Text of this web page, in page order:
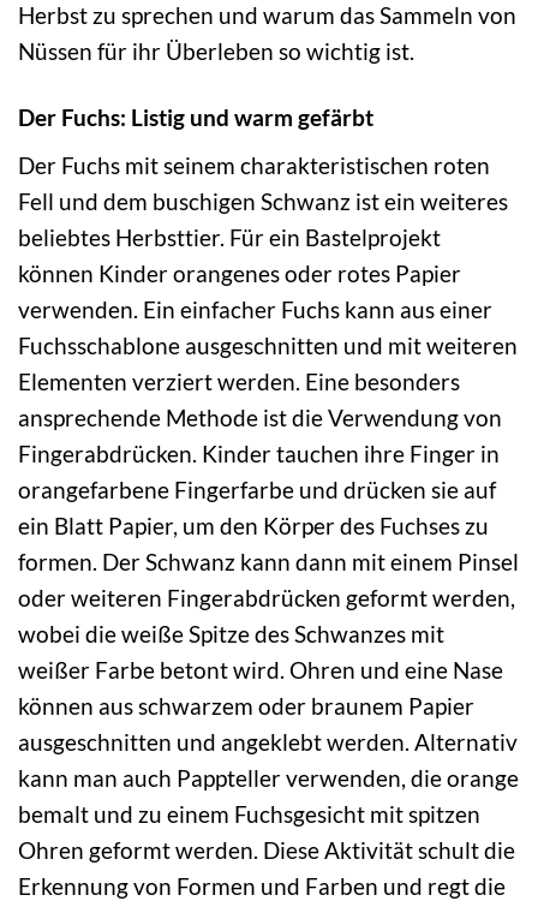
Herbst zu sprechen und warum das Sammeln von
Nüssen für ihr Überleben so wichtig ist.
Der Fuchs: Listig und warm gefärbt
Der Fuchs mit seinem charakteristischen roten
Fell und dem buschigen Schwanz ist ein weiteres
beliebtes Herbsttier. Für ein Bastelprojekt
können Kinder orangenes oder rotes Papier
verwenden. Ein einfacher Fuchs kann aus einer
Fuchsschablone ausgeschnitten und mit weiteren
Elementen verziert werden. Eine besonders
ansprechende Methode ist die Verwendung von
Fingerabdrücken. Kinder tauchen ihre Finger in
orangefarbene Fingerfarbe und drücken sie auf
ein Blatt Papier, um den Körper des Fuchses zu
formen. Der Schwanz kann dann mit einem Pinsel
oder weiteren Fingerabdrücken geformt werden,
wobei die weiße Spitze des Schwanzes mit
weißer Farbe betont wird. Ohren und eine Nase
können aus schwarzem oder braunem Papier
ausgeschnitten und angeklebt werden. Alternativ
kann man auch Pappteller verwenden, die orange
bemalt und zu einem Fuchsgesicht mit spitzen
Ohren geformt werden. Diese Aktivität schult die
Erkennung von Formen und Farben und regt die